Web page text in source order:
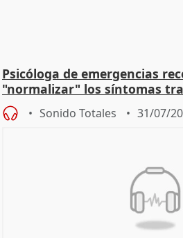
Psicóloga de emergencias
"normalizar" los síntomas
Sonido Totales 31/07/